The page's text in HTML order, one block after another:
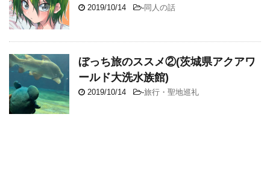
2019/10/14 -同人の話
ぼっち旅のススメ②(茨城県アクアワ
ールド大洗水族館)
2019/10/14 -旅行・聖地巡礼